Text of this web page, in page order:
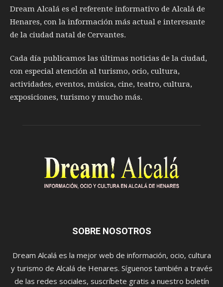
Dream Alcalá es el referente informativo de Alcalá de
Henares, con la información más actual e interesante
de la ciudad natal de Cervantes.
Cada día publicamos las últimas noticias de la ciudad,
con especial atención al turismo, ocio, cultura,
actividades, eventos, música, cine, teatro, cultura,
exposiciones, turismo y mucho más.
SOBRE NOSOTROS
Dream Alcalá es la mejor web de información, ocio, cultura
y turismo de Alcalá de Henares. Síguenos también a través
de las redes sociales, suscríbete gratis a nuestro boletín